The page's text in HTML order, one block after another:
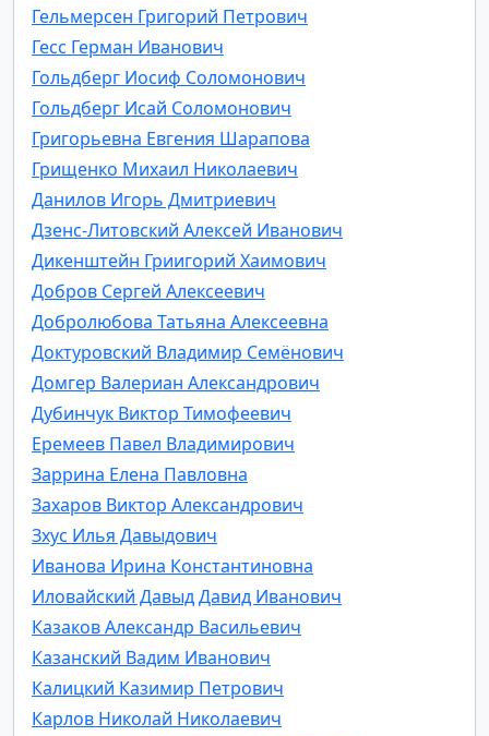
Гельмерсен Григорий Петрович
Гесс Герман Иванович
Гольдберг Иосиф Соломонович
Гольдберг Исай Соломонович
Григорьевна Евгения Шарапова
Грищенко Михаил Николаевич
Данилов Игорь Дмитриевич
Дзенс-Литовский Алексей Иванович
Дикенштейн Гриигорий Хаимович
Добров Сергей Алексеевич
Добролюбова Татьяна Алексеевна
Доктуровский Владимир Семёнович
Домгер Валериан Александрович
Дубинчук Виктор Тимофеевич
Еремеев Павел Владимирович
Заррина Елена Павловна
Захаров Виктор Александрович
Зхуc Илья Давыдович
Иванова Ирина Константиновна
Иловайский Давыд Давид Иванович
Казаков Александр Васильевич
Казанский Вадим Иванович
Калицкий Казимир Петрович
Карлов Николай Николаевич